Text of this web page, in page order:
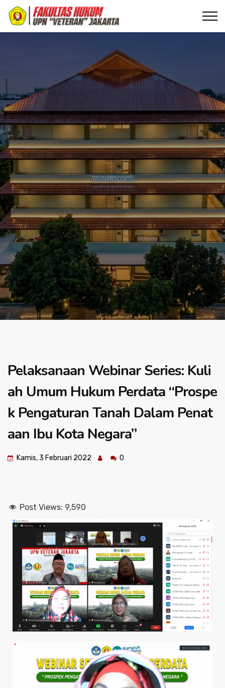
Pelaksanaan Webinar Series: Kuli
ah Umum Hukum Perdata “Prospe
k Pengaturan Tanah Dalam Penat
aan Ibu Kota Negara”
Kamis, 3 Februari 2022 0
Post Views: 9,590